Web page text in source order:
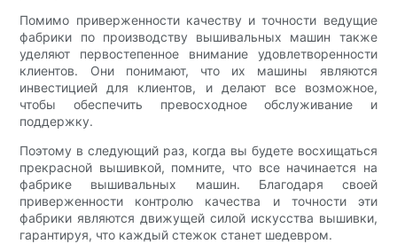
Помимо приверженности качеству и точности ведущие
фабрики по производству вышивальных машин также
уделяют первостепенное внимание удовлетворенности
клиентов. Они понимают, что их машины являются
инвестицией для клиентов, и делают все возможное,
чтобы обеспечить превосходное обслуживание и
поддержку.
Поэтому в следующий раз, когда вы будете восхищаться
прекрасной вышивкой, помните, что все начинается на
фабрике вышивальных машин. Благодаря своей
приверженности контролю качества и точности эти
фабрики являются движущей силой искусства вышивки,
гарантируя, что каждый стежок станет шедевром.